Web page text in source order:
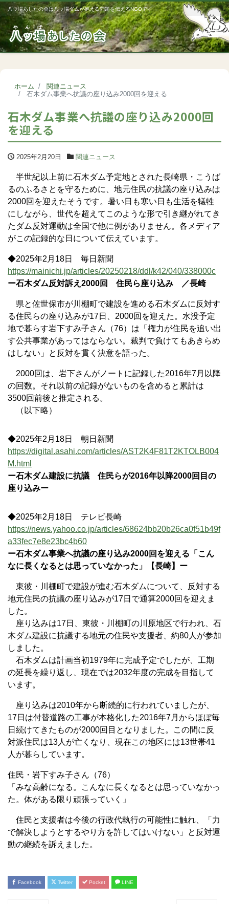
八ッ場あしたの会は八ッ場ダムが抱える問題を伝えるNGOです
ホーム
関連ニュース
石木ダム事業へ抗議の座り込み2000回を迎える
石木ダム事業へ抗議の座り込み2000回
を迎える
2025年2月20日 関連ニュース
半世紀以上前に石木ダム予定地とされた長崎県・こうば
るのふるさとを守るために、地元住民の抗議の座り込みは
2000回を迎えたそうです。暑い日も寒い日も生活を犠牲
にしながら、世代を超えてこのような形で引き継がれてき
たダム反対運動は全国で他に例がありません。各メディア
がこの記録的な日について伝えています。
◆2025年2月18日 毎日新聞
https://mainichi.jp/articles/20250218/ddl/k42/040/338000c
ー石木ダム反対訴え2000回 住民ら座り込み ／長崎
県と佐世保市が川棚町で建設を進める石木ダムに反対す
る住民らの座り込みが17日、2000回を迎えた。水没予定
地で暮らす岩下すみ子さん（76）は「権力が住民を追い出
す公共事業があってはならない。裁判で負けてもあきらめ
はしない」と反対を貫く決意を語った。
2000回は、岩下さんがノートに記録した2016年7月以降
の回数。それ以前の記録がないものを含めると累計は
3500回前後と推定される。
（以下略）
◆2025年2月18日 朝日新聞
https://digital.asahi.com/articles/AST2K4F81T2KTOLB004
M.html
ー石木ダム建設に抗議 住民らが2016年以降2000回目の
座り込みー
◆2025年2月18日 テレビ長崎
https://news.yahoo.co.jp/articles/68624bb20b26ca0f51b49f
a33fec7e8e23bc4b60
ー石木ダム事業へ抗議の座り込み2000回を迎える「こん
なに長くなるとは思っていなかった」【長崎】ー
東彼・川棚町で建設が進む石木ダムについて、反対する
地元住民の抗議の座り込みが17日で通算2000回を迎えま
した。
座り込みは17日、東彼・川棚町の川原地区で行われ、石
木ダム建設に抗議する地元の住民や支援者、約80人が参加
しました。
石木ダムは計画当初1979年に完成予定でしたが、工期
の延長を繰り返し、現在では2032年度の完成を目指して
います。
座り込みは2010年から断続的に行われていましたが、
17日は付替道路の工事が本格化した2016年7月からほぼ毎
日続けてきたものが2000回目となりました。この間に反
対派住民は13人が亡くなり、現在この地区には13世帯41
人が暮らしています。
住民・岩下すみ子さん（76）
「みな高齢になる。こんなに長くなるとは思っていなかっ
た。体がある限り頑張っていく」
住民と支援者は今後の行政代執行の可能性に触れ、「力
で解決しようとするやり方を許してはいけない」と反対運
動の継続を訴えました。
Facebook Twitter Pocket LINE